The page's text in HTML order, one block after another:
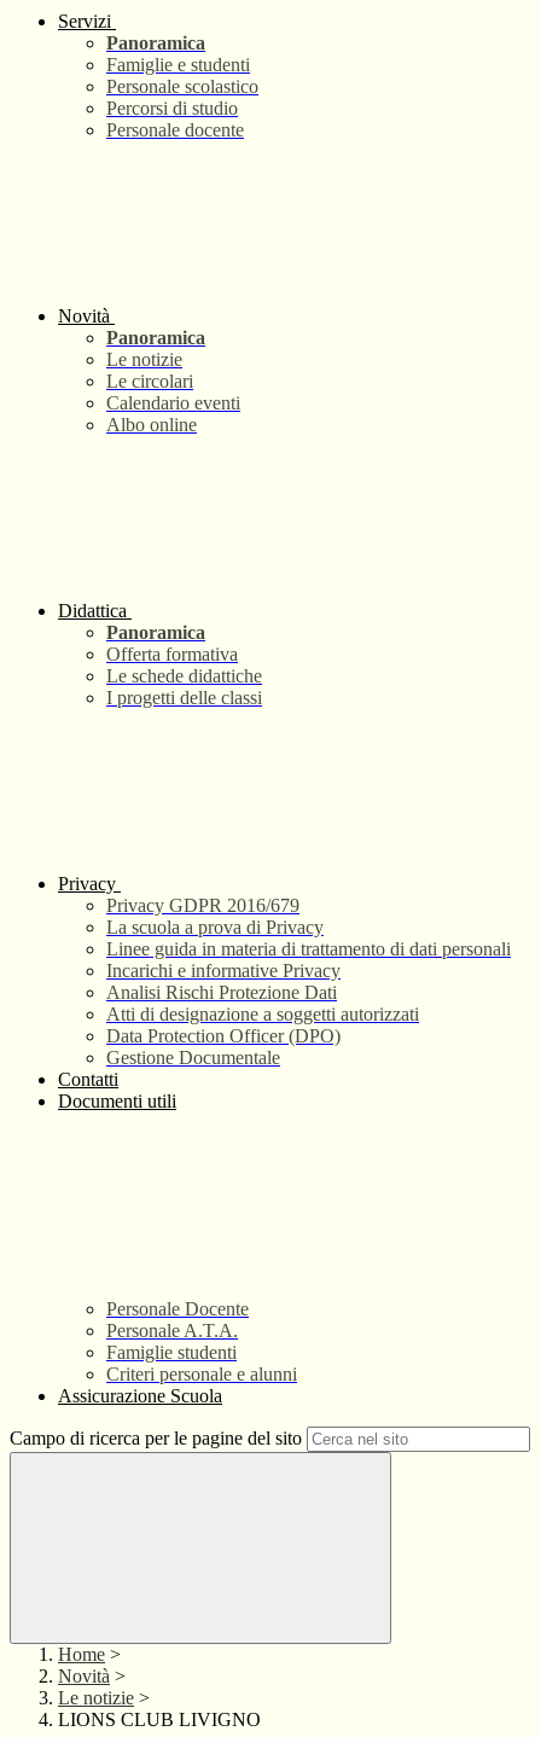
Servizi
Panoramica
Famiglie e studenti
Personale scolastico
Percorsi di studio
Personale docente
Novità
Panoramica
Le notizie
Le circolari
Calendario eventi
Albo online
Didattica
Panoramica
Offerta formativa
Le schede didattiche
I progetti delle classi
Privacy
Privacy GDPR 2016/679
La scuola a prova di Privacy
Linee guida in materia di trattamento di dati personali
Incarichi e informative Privacy
Analisi Rischi Protezione Dati
Atti di designazione a soggetti autorizzati
Data Protection Officer (DPO)
Gestione Documentale
Contatti
Documenti utili
Personale Docente
Personale A.T.A.
Famiglie studenti
Criteri personale e alunni
Assicurazione Scuola
Campo di ricerca per le pagine del sito
Home >
Novità >
Le notizie >
LIONS CLUB LIVIGNO